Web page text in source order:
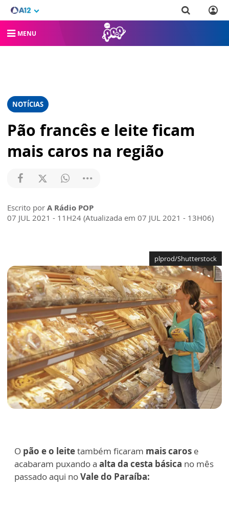
MENU
NOTÍCIAS
Pão francês e leite ficam
mais caros na região
Escrito por A Rádio POP
07 JUL 2021 - 11H24 (Atualizada em 07 JUL 2021 - 13H06)
plprod/Shutterstock
O pão e o leitetambém ficaram mais caros e
acabaram puxando a alta da cesta básica no mês
passado aqui noVale do Paraíba: